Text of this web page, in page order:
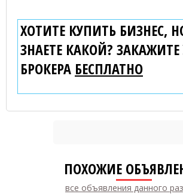
ХОТИТЕ КУПИТЬ БИЗНЕС,
ЗНАЕТЕ КАКОЙ? ЗАКАЖИТЕ
БРОКЕРА БЕСПЛАТНО
ПОХОЖИЕ
все объявления данного